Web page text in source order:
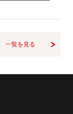
一覧を見る